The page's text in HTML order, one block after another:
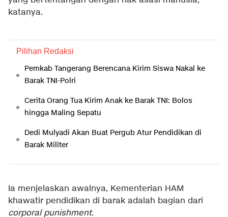
katanya.
Pilihan Redaksi
Pemkab Tangerang Berencana Kirim Siswa Nakal ke
Barak TNI-Polri
Cerita Orang Tua Kirim Anak ke Barak TNI: Bolos
hingga Maling Sepatu
Dedi Mulyadi Akan Buat Pergub Atur Pendidikan di
Barak Militer
Ia menjelaskan awalnya, Kementerian HAM
khawatir pendidikan di barak adalah bagian dari
corporal punishment.